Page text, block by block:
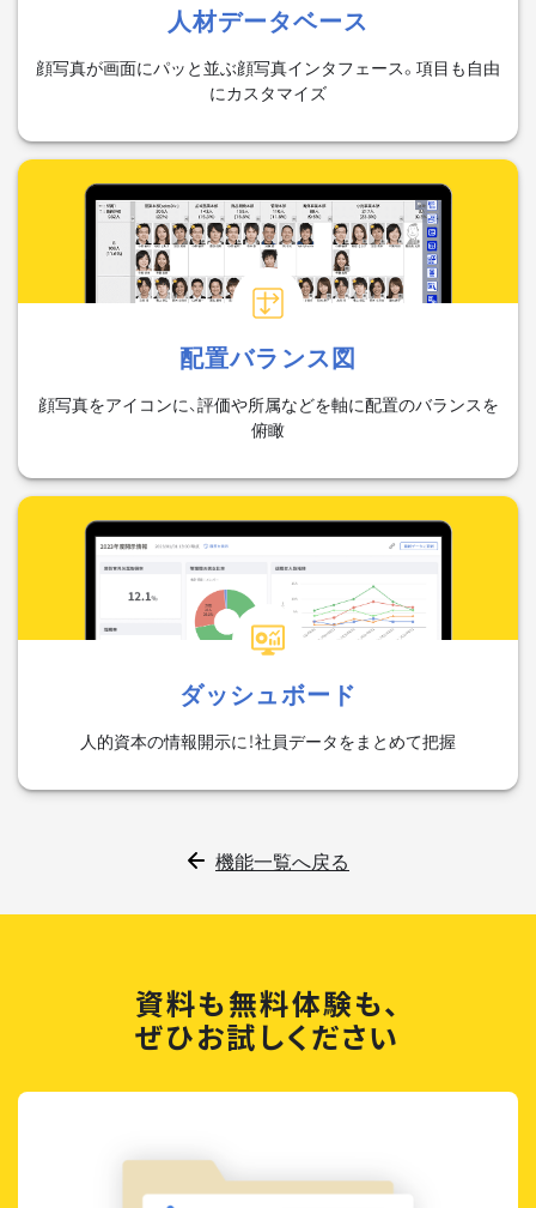
人材データベース
顔写真が画面にパッと並ぶ顔写真インタフェース。項目も自由
にカスタマイズ
配置バランス図
顔写真をアイコンに、評価や所属などを軸に配置のバランスを
俯瞰
ダッシュボード
人的資本の情報開示に！社員データをまとめて把握
機能一覧へ戻る
資料も無料体験も、
ぜひお試しください